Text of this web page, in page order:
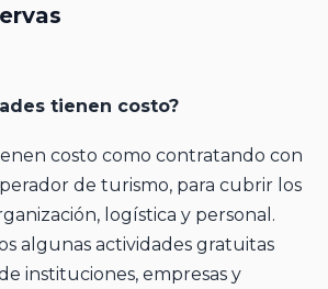
tienen costo?
costo como contratando con
de turismo, para cubrir los
logística y personal.
algunas actividades gratuitas
instituciones, empresas y